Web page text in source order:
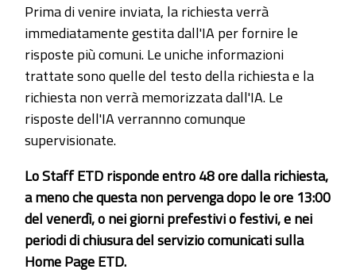
Prima di venire inviata, la richiesta verrà
immediatamente gestita dall'IA per fornire le
risposte più comuni. Le uniche informazioni
trattate sono quelle del testo della richiesta e la
richiesta non verrà memorizzata dall'IA. Le
risposte dell'IA verrannno comunque
supervisionate.
Lo Staff ETD risponde entro 48 ore dalla richiesta,
a meno che questa non pervenga dopo le ore 13:00
del venerdì, o nei giorni prefestivi o festivi, e nei
periodi di chiusura del servizio comunicati sulla
Home Page ETD.